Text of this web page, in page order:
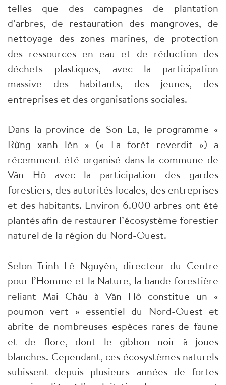
telles que des campagnes de plantation
d’arbres, de restauration des mangroves, de
nettoyage des zones marines, de protection
des ressources en eau et de réduction des
déchets plastiques, avec la participation
massive des habitants, des jeunes, des
entreprises et des organisations sociales.
Dans la province de Son La, le programme «
Rừng xanh lên » (« La forêt reverdit ») a
récemment été organisé dans la commune de
Vân Hô avec la participation des gardes
forestiers, des autorités locales, des entreprises
et des habitants. Environ 6.000 arbres ont été
plantés afin de restaurer l’écosystème forestier
naturel de la région du Nord-Ouest.
Selon Trinh Lê Nguyên, directeur du Centre
pour l’Homme et la Nature, la bande forestière
reliant Mai Châu à Vân Hô constitue un «
poumon vert » essentiel du Nord-Ouest et
abrite de nombreuses espèces rares de faune
et de flore, dont le gibbon noir à joues
blanches. Cependant, ces écosystèmes naturels
subissent depuis plusieurs années de fortes